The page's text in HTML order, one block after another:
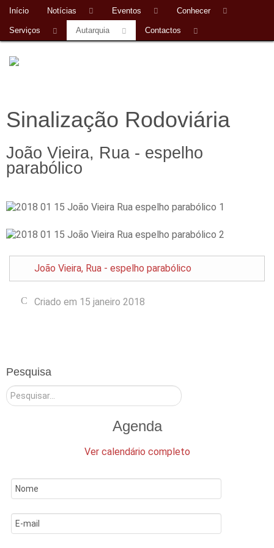
Início Notícias Eventos Conhecer
Serviços Autarquia Contactos
Pesquisa
Pesquisar
Agenda
Ver calendário completo
Sinalização Rodoviária
João Vieira, Rua - espelho
parabólico
João Vieira, Rua - espelho parabólico
Criado em 15 janeiro 2018